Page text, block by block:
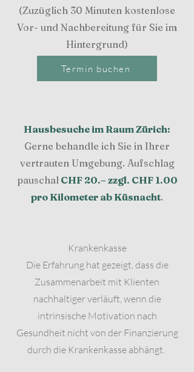
(Zuzüglich 30 Minuten kostenlose
Vor- und Nachbereitung für Sie im
Hintergrund)
Hausbesuche im Raum Zürich:
Gerne behandle ich Sie in Ihrer
vertrauten Umgebung. Aufschlag
pauschalCHF 20.– zzgl. CHF 1.00
pro Kilometer ab Küsnacht.
Krankenkasse
Die Erfahrung hat gezeigt, dass die
Zusammenarbeit mit Klienten
nachhaltiger verläuft, wenn die
intrinsische Motivation nach
Gesundheit nicht von der Finanzierung
durch die Krankenkasse abhängt.
Termin buchen